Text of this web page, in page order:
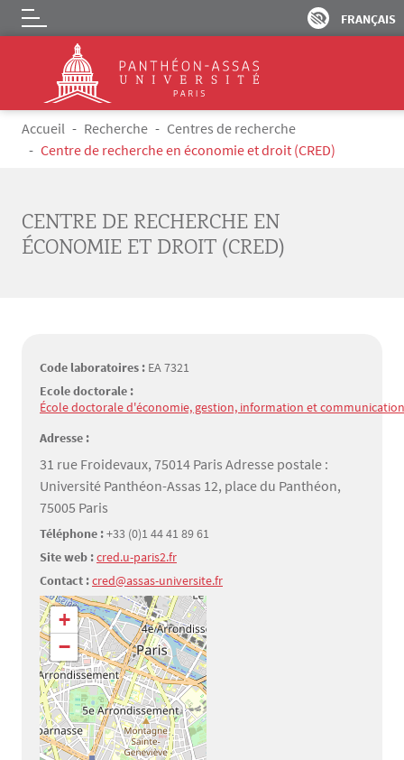
Aller au contenu principal
FRANÇAIS
Logo
Fil d'Ariane
Accueil Recherche
Centres de recherche
Centre de recherche en économie et droit (CRED)
CENTRE DE RECHERCHE EN
ÉCONOMIE ET DROIT (CRED)
Code laboratoires : EA 7321
Ecole doctorale :
École doctorale d'économie, gestion, information et communication
Adresse :
31 rue Froidevaux, 75014 Paris Adresse postale :
Université Panthéon-Assas 12, place du Panthéon,
75005 Paris
Téléphone :+33 (0)1 44 41 89 61
Site web :cred.u-paris2.fr
Contact :cred@assas-universite.fr
Géolocalisation
+
−